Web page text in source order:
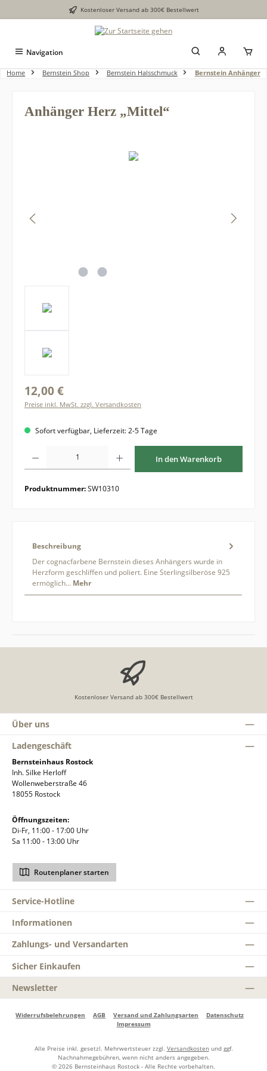
Kostenloser Versand ab 300€ Bestellwert
Navigation
Home Bernstein Shop Bernstein Halsschmuck Bernstein Anhänger
Anhänger Herz „Mittel“
12,00 €
Preise inkl. MwSt. zzgl. Versandkosten
Sofort verfügbar, Lieferzeit: 2-5 Tage
In den Warenkorb
Produktnummer:SW10310
Beschreibung
Der cognacfarbene Bernstein dieses Anhängers wurde in
Herzform geschliffen und poliert. Eine Sterlingsilberöse 925
ermöglich… Mehr
Kostenloser Versand ab 300€ Bestellwert
Über uns
Ladengeschäft
Bernsteinhaus Rostock
Inh. Silke Herloff
Wollenweberstraße 46
18055 Rostock
Öffnungszeiten:
Di-Fr, 11:00 - 17:00 Uhr
Sa 11:00 - 13:00 Uhr
Routenplaner starten
Service-Hotline
Informationen
Zahlungs- und Versandarten
Sicher Einkaufen
Newsletter
Widerrufsbelehrungen AGB Versand und Zahlungsarten
Datenschutz
Impressum
Alle Preise inkl. gesetzl. Mehrwertsteuer zzgl. Versandkostenund ggf.
Nachnahmegebühren, wenn nicht anders angegeben.
© 2026 Bernsteinhaus Rostock - Alle Rechte vorbehalten.